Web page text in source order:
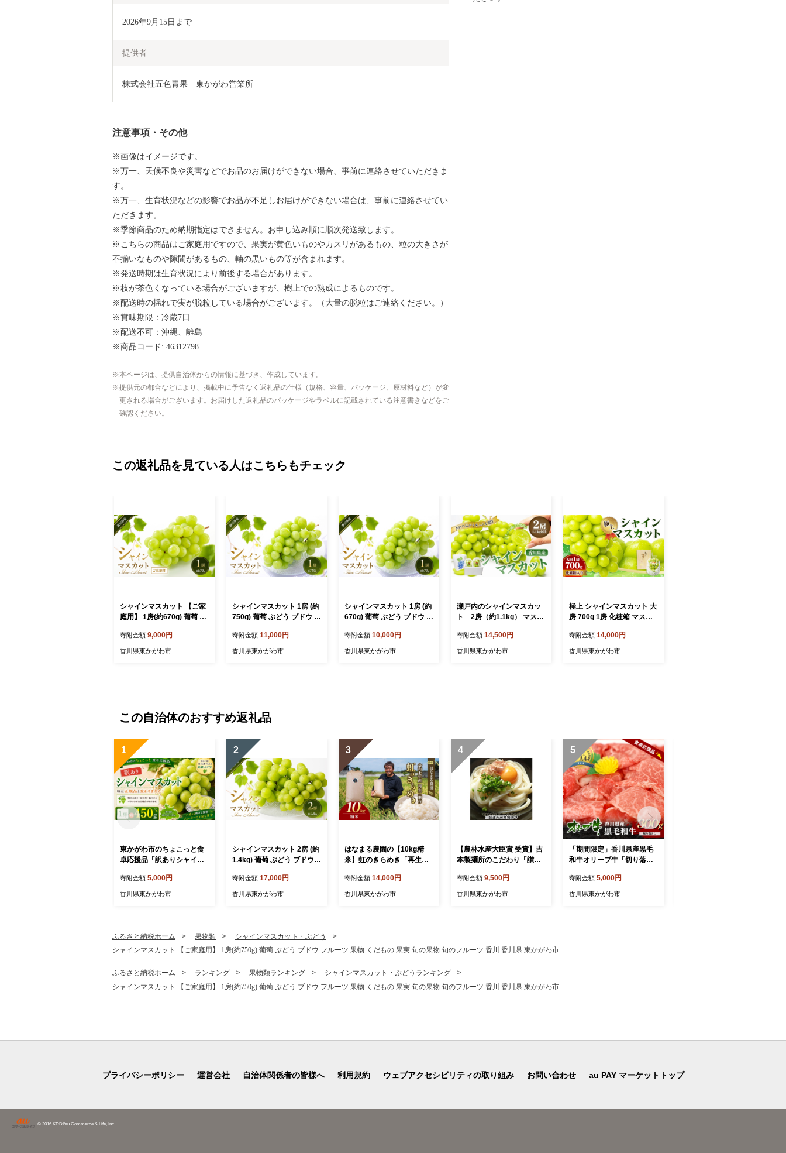
2026年9月15日まで
提供者
株式会社五色青果　東かがわ営業所
注意事項・その他
※画像はイメージです。
※万一、天候不良や災害などでお品のお届けができない場合、事前に連絡させていただきま
す。
※万一、生育状況などの影響でお品が不足しお届けができない場合は、事前に連絡させてい
ただきます。
※季節商品のため納期指定はできません。お申し込み順に順次発送致します。
※こちらの商品はご家庭用ですので、果実が黄色いものやカスリがあるもの、粒の大きさが
不揃いなものや隙間があるもの、軸の黒いもの等が含まれます。
※発送時期は生育状況により前後する場合があります。
※枝が茶色くなっている場合がございますが、樹上での熟成によるものです。
※配送時の揺れで実が脱粒している場合がございます。（大量の脱粒はご連絡ください。）
※賞味期限：冷蔵7日
※配送不可：沖縄、離島
※商品コード: 46312798
本ページは、提供自治体からの情報に基づき、作成しています。
提供元の都合などにより、掲載中に予告なく返礼品の仕様（規格、容量、パッケージ、原材料など）が変
更される場合がございます。お届けした返礼品のパッケージやラベルに記載されている注意書きなどをご
確認ください。
この返礼品を見ている人はこちらもチェック
シャインマスカット 【ご家
庭用】 1房(約670g) 葡萄 ぶ
くだもの 果実 旬の果物 旬
のフルーツ 香川 香川県 東
寄附金額 9,000円
香川県東かがわ市
シャインマスカット 1房 (約
750g) 葡萄 ぶどう ブドウ フ
旬の果物 旬のフルーツ 香川
香川県 東かがわ市
寄附金額 11,000円
香川県東かがわ市
シャインマスカット 1房 (約
670g) 葡萄 ぶどう ブドウ フ
旬の果物 旬のフルーツ 香川
香川県 東かがわ市
寄附金額 10,000円
香川県東かがわ市
瀬戸内のシャインマスカッ
ト 2房（約1.1kg） マスカ
ルーツ 果物 くだもの 果実
旬の果物 旬のフルーツ 贈答
寄附金額 14,500円
香川県東かがわ市
極上 シャインマスカット 大
房 700g 1房 化粧箱 マスカ
ルーツ 果物 くだもの 果実
旬の果物 旬のフルーツ 贈答
寄附金額 14,000円
香川県東かがわ市
この自治体のおすすめ返礼品
1
東かがわ市のちょこっと食
卓応援品「訳ありシャイン
g）」
寄附金額 5,000円
香川県東かがわ市
2
シャインマスカット 2房 (約
1.4kg) 葡萄 ぶどう ブドウ
実 旬の果物 旬のフルーツ
香川 香川県 東かがわ市
寄附金額 17,000円
香川県東かがわ市
3
はなまる農園の【10kg精
米】虹のきらめき「再生二
寄附金額 14,000円
香川県東かがわ市
4
【農林水産大臣賞 受賞】吉
本製麺所のこだわり「讃岐
寄附金額 9,500円
香川県東かがわ市
5
「期間限定」香川県産黒毛
和牛オリーブ牛「切り落と
香川 香川県 東かがわ市
寄附金額 5,000円
香川県東かがわ市
ふるさと納税ホーム 果物類
シャインマスカット・ぶどう
シャインマスカット 【ご家庭用】 1房(約750g) 葡萄 ぶどう ブドウ フルーツ 果物 くだもの 果実 旬の果物 旬のフルーツ 香川 香川県 東かがわ市
ふるさと納税ホーム ランキング 果物類ランキング
シャインマスカット・ぶどうランキング
シャインマスカット 【ご家庭用】 1房(約750g) 葡萄 ぶどう ブドウ フルーツ 果物 くだもの 果実 旬の果物 旬のフルーツ 香川 香川県 東かがわ市
プライバシーポリシー 運営会社 自治体関係者の皆様へ 利用規約 ウェブアクセシビリティの取り組み お問い合わせ au PAY マーケットトップ
© 2016 KDDI/au Commerce & Life, Inc.